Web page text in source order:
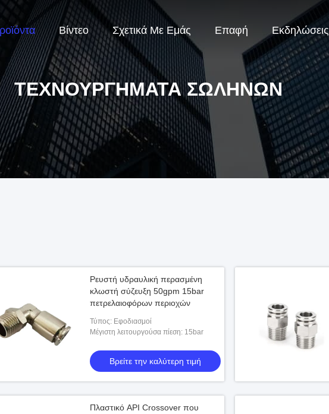
Βίντεο Σχετικά Με Εμάς Επαφή Εκδηλώσεις
ΤΕΧΝΟΥΡΓΉΜΑΤΑ ΣΩΛΉΝΩΝ
Ρευστή υδραυλική περασμένη
κλωστή σύζευξη 50gpm 15bar
πετρελαιοφόρων περιοχών
Τύπος: Εφοδιασμοί
Μέγιστη λειτουργούσα πίεση: 15bar
Βρείτε την καλύτερη τιμή
Πλαστικό API Crossover που